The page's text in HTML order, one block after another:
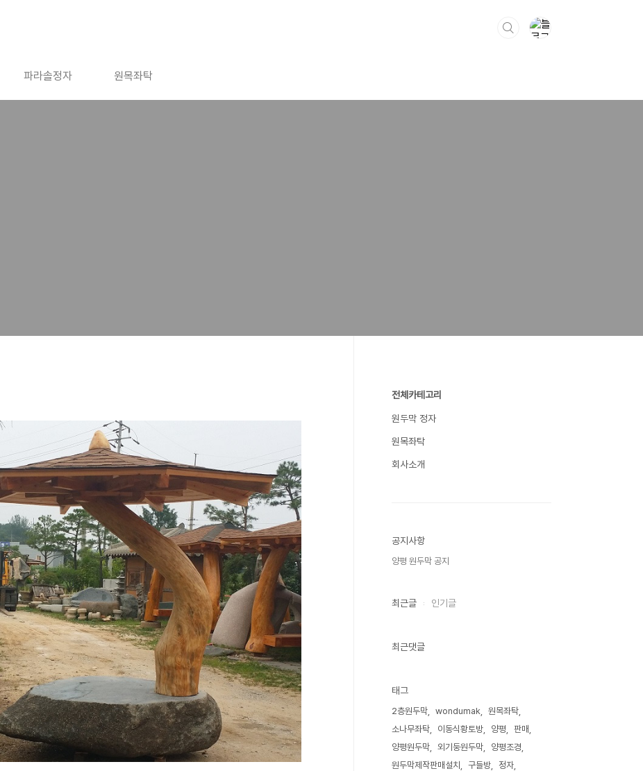
파라솔정자 원목좌탁
전체카테고리
원두막 정자
원목좌탁
회사소개
공지사항
양평 원두막 공지
최근글 인기글
최근댓글
태그
2층원두막 wondumak
원목좌탁
소나무좌탁
이동식황토방 양평
판매
양평원두막
외기둥원두막
양평조경
원두막제작판매설치
구들방
정자